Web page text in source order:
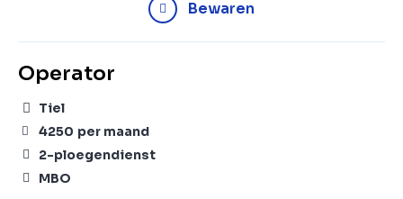
Bewaren
Operator
Tiel
4250 per maand
2-ploegendienst
MBO